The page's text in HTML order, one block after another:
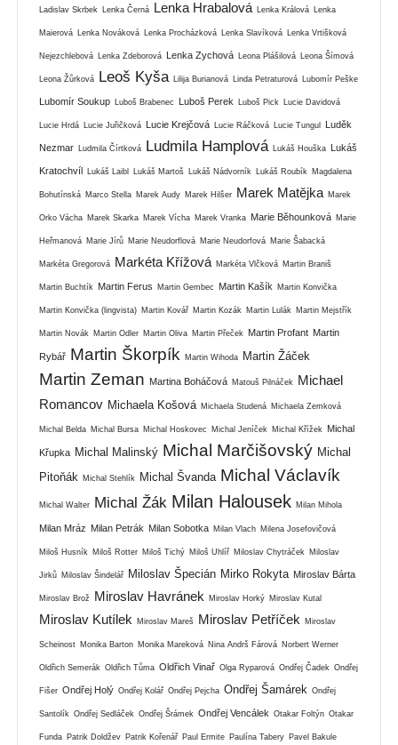
Ladislav Skrbek Lenka Černá Lenka Hrabalová Lenka Králová Lenka
Maierová Lenka Nováková Lenka Procházková Lenka Slavíková Lenka Vrtišková
Nejezchlebová Lenka Zdeborová Lenka Zychová Leona Plášilová Leona Šímová
Leona Žůrková Leoš Kyša Lilija Burianová Linda Petraturová Lubomír Peške
Lubomír Soukup Luboš Brabenec Luboš Perek Luboš Pick Lucie Davidová
Lucie Hrdá Lucie Juřičková Lucie Krejčová Lucie Ráčková Lucie Tungul Luděk
Nezmar Ludmila Čírtková Ludmila Hamplová Lukáš Houška Lukáš
Kratochvíl Lukáš Laibl Lukáš Martoš Lukáš Nádvorník Lukáš Roubík Magdalena
Bohutínská Marco Stella Marek Audy Marek Hilšer Marek Matějka Marek
Orko Vácha Marek Skarka Marek Vícha Marek Vranka Marie Běhounková Marie
Heřmanová Marie Jírů Marie Neudorflová Marie Neudorfová Marie Šabacká
Markéta Gregorová Markéta Křížová Markéta Vlčková Martin Braniš
Martin Buchtík Martin Ferus Martin Gembec Martin Kašík Martin Konvička
Martin Konvička (lingvista) Martin Kovář Martin Kozák Martin Lulák Martin Mejstřík
Martin Novák Martin Odler Martin Oliva Martin Přeček Martin Profant Martin
Rybář Martin Škorpík Martin Wihoda Martin Žáček
Martin Zeman Martina Boháčová Matouš Pilnáček
Michael
Romancov Michaela Košová Michaela Studená Michaela Zemková
Michal Belda Michal Bursa Michal Hoskovec Michal Jeníček Michal Křížek Michal
Křupka Michal Malinský Michal Marčišovský Michal
Pitoňák
Michal Stehlík Michal Švanda Michal Václavík
Michal Walter Michal Žák Milan Halousek Milan Mihola
Milan Mráz Milan Petrák Milan Sobotka Milan Vlach Milena Josefovičová
Miloš Husník Miloš Rotter Miloš Tichý Miloš Uhlíř Miloslav Chytráček Miloslav
Jirků Miloslav Šindelář Miloslav Špecián Mirko Rokyta Miroslav Bárta
Miroslav Brož Miroslav Havránek Miroslav Horký Miroslav Kutal
Miroslav Kutílek Miroslav Mareš Miroslav Petříček Miroslav
Scheinost Monika Barton Monika Mareková Nina Andrš Fárová Norbert Werner
Oldřich Semerák Oldřich Tůma Oldřich Vinař Olga Ryparová Ondřej Čadek Ondřej
Fišer Ondřej Holý Ondřej Kolář Ondřej Pejcha Ondřej Šamárek Ondřej
Santolík Ondřej Sedláček Ondřej Šrámek Ondřej Vencálek Otakar Foltýn Otakar
Funda Patrik Doldžev Patrik Kořenář Paul Ermite Paulína Tabery Pavel Bakule